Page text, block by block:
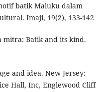
batik Maluku dalam
Imaji, 19(2), 133-142
mitra: Batik and its kind.
and idea. New Jersey:
Hall, Inc, Englewood Cliff